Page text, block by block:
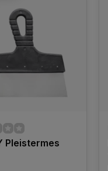
Pleistermes